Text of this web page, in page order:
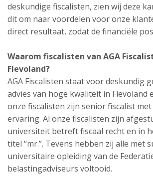
deskundige fiscalisten, zien wij deze
dit om naar voordelen voor onze
direct resultaat, zodat de financiële
Waarom fiscalisten van AGA
Flevoland?
AGA Fiscalisten staat voor deskundig
advies van hoge kwaliteit in Flevoland
onze fiscalisten zijn senior fiscalist
ervaring. Al onze fiscalisten zijn
universiteit betreft fiscaal recht en in
titel “mr.”. Tevens hebben zij alle met
universitaire opleiding van de
belastingadviseurs voltooid.